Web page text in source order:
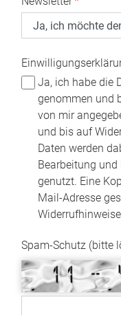
Ja, ich habe die
genommen und
von mir
und bis auf
Daten werden
Bearbeitung
genutzt. Eine
Mail-Adresse
Spam-Schutz (bitte